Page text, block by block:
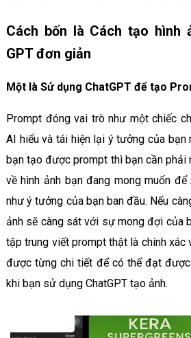
Cách bốn là Cách tạo hình
GPT đơn giản
Một là Sử dụng ChatGPT để tạo
Prompt đóng vai trò như một chiếc
AI hiểu và tái hiện lại ý tưởng của bạn
bạn tạo được prompt thì bạn cần phải
về hình ảnh bạn đang mong muốn
như ý tưởng của bạn ban đầu. Nếu
ảnh sẽ càng sát với sự mong đợi của
tập trung viết prompt thật là chính xác
được từng chi tiết để có thể đạt
khi bạn sử dụng ChatGPT tạo ảnh.